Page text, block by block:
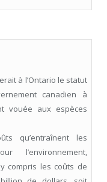
à l’Ontario le statut
canadien à
vouée aux espèces
qu’entraînent les
l’environnement,
compris les coûts de